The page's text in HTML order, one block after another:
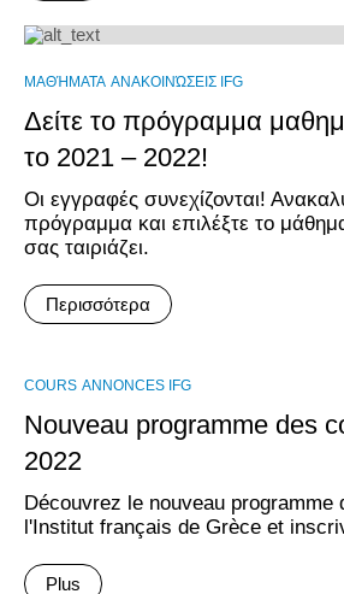
ΜΑΘΉΜΑΤΑ ΑΝΑΚΟΙΝΏΣΕΙΣ IFG
Δείτε το πρόγραμμα
το 2021 – 2022!
Οι εγγραφές συνεχίζονται!
πρόγραμμα και επιλέξτε το
σας ταιριάζει.
Περισσότερα
COURS ANNONCES IFG
Nouveau programme des
2022
Découvrez le nouveau programme
l'Institut français de Grèce et
Plus